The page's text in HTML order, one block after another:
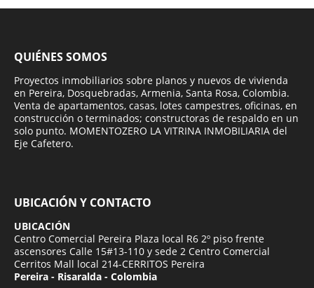
QUIÉNES SOMOS
Proyectos inmobiliarios sobre planos y nuevos de vivienda
en Pereira, Dosquebradas, Armenia, Santa Rosa, Colombia.
Venta de apartamentos, casas, lotes campestres, oficinas, en
construcción o terminados; constructoras de respaldo en un
solo punto. MOMENTOZERO LA VITRINA INMOBILIARIA del
Eje Cafetero.
UBICACIÓN Y CONTACTO
UBICACIÓN
Centro Comercial Pereira Plaza local R6 2º piso frente
ascensores Calle 15#13-110 y sede 2 Centro Comercial
Cerritos Mall local 214-CERRITOS Pereira
Pereira - Risaralda - Colombia